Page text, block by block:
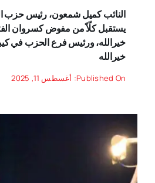
النائب كميل شمعون، رئيس حزب
يستقبل كلّاً من مفوض كسروان
خيرالله، ورئيس فرع الحزب في
خيرالله
Published On: أغسطس 11, 2025